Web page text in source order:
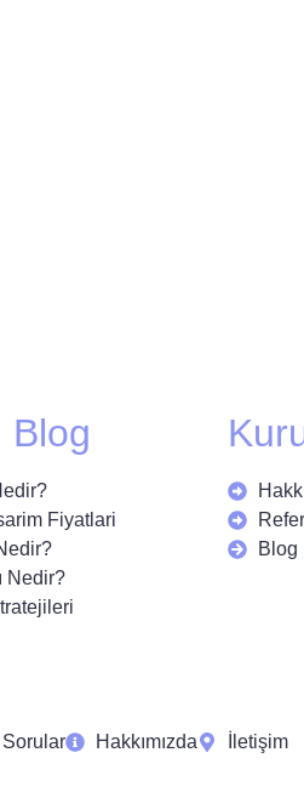
Blog
Fiyatlari
Nedir?
Blog
Sorular Hakkımızda İletişim